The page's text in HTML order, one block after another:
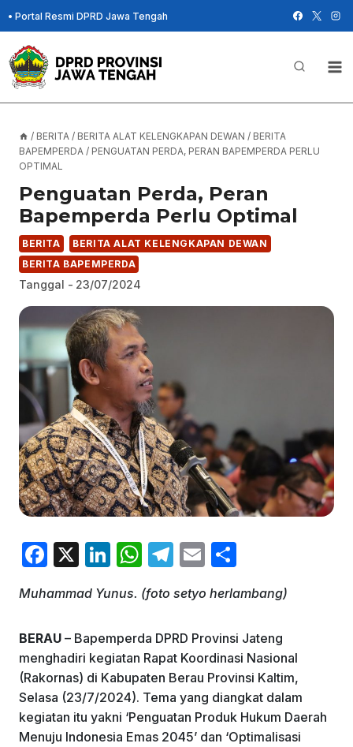
Skip
to
content
• Portal Resmi DPRD Jawa Tengah
/ BERITA / BERITA ALAT KELENGKAPAN DEWAN / BERITA
BAPEMPERDA / PENGUATAN PERDA, PERAN BAPEMPERDA PERLU
OPTIMAL
Penguatan Perda, Peran
Bapemperda Perlu Optimal
BERITA
BERITA ALAT KELENGKAPAN DEWAN
BERITA BAPEMPERDA
Tanggal - 23/07/2024
F
c
e
b
o
o
k
X
Li
k
e
dI
n
W
at
s
A
p
p
T
e
gr
a
m
E
ai
l
ar
e
Muhammad Yunus. (foto setyo herlambang)
BERAU – Bapemperda DPRD Provinsi Jateng
menghadiri kegiatan Rapat Koordinasi Nasional
(Rakornas) di Kabupaten Berau Provinsi Kaltim,
Selasa (23/7/2024). Tema yang diangkat dalam
kegiatan itu yakni ‘Penguatan Produk Hukum Daerah
Menuju Indonesia Emas 2045’ dan ‘Optimalisasi